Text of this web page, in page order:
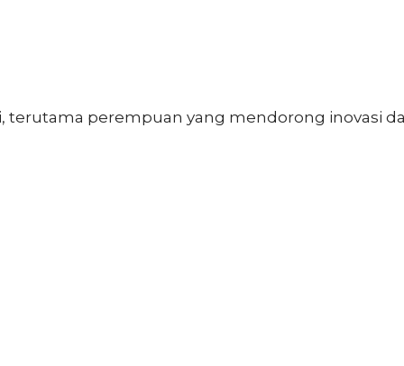
terutama perempuan yang mendorong inovasi